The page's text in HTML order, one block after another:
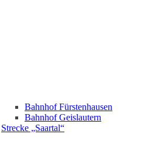
Bahnhof Fürstenhausen
Bahnhof Geislautern
Strecke „Saartal“